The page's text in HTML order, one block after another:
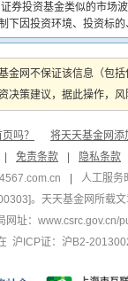
券投资基金类似的市场
因投资环境、投资标
网不保证该信息（包
策建议，据此操作，
吗？
将天天基金网添
免责条款 隐私条款
人工服务
。天天基金网所载
址： www.csrc.gov.cn/
沪ICP证：沪B2-